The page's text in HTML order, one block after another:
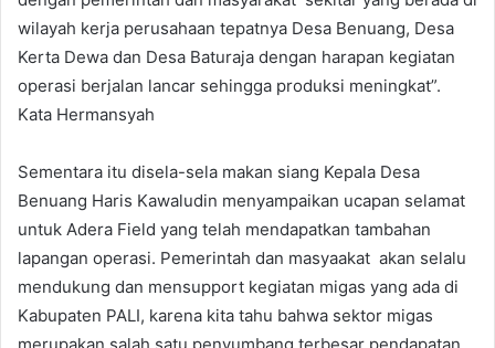
wilayah kerja perusahaan tepatnya Desa Benuang, Desa
Kerta Dewa dan Desa Baturaja dengan harapan kegiatan
operasi berjalan lancar sehingga produksi meningkat”.
Kata Hermansyah
Sementara itu disela-sela makan siang Kepala Desa
Benuang Haris Kawaludin menyampaikan ucapan selamat
untuk Adera Field yang telah mendapatkan tambahan
lapangan operasi. Pemerintah dan masyaakat akan selalu
mendukung dan mensupport kegiatan migas yang ada di
Kabupaten PALI, karena kita tahu bahwa sektor migas